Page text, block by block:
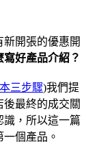
開張的優惠開
寫好產品介紹？
三步驟)我們提
最終的成交關
識，所以這一篇
個產品。